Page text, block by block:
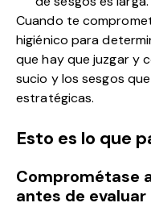
Cuando te
higiénico para
que hay que juzgar y
sucio y los sesgos
estratégicas.
Esto es lo que
Comprométase
antes de